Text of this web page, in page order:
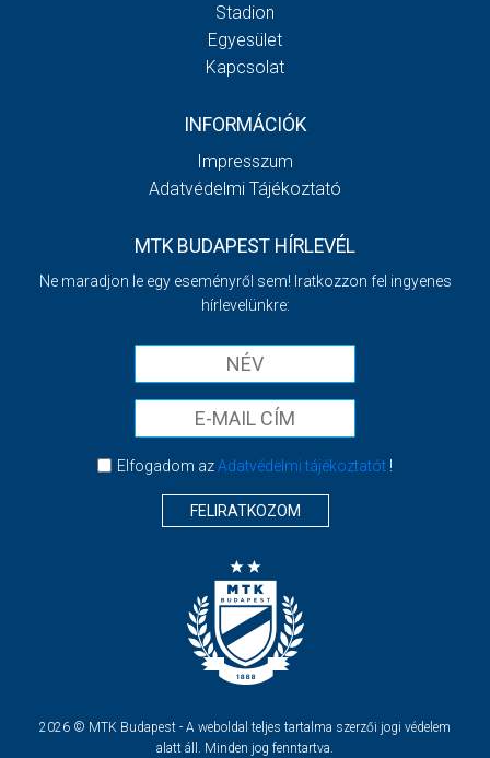
Stadion
Egyesület
Kapcsolat
INFORMÁCIÓK
Impresszum
Adatvédelmi Tájékoztató
MTK BUDAPEST HÍRLEVÉL
Ne maradjon le egy eseményről sem! Iratkozzon fel ingyenes
hírlevelünkre:
Elfogadom azAdatvédelmi tájékoztatót!
FELIRATKOZOM
2026 © MTK Budapest - A weboldal teljes tartalma szerzői jogi védelem
alatt áll. Minden jog fenntartva.